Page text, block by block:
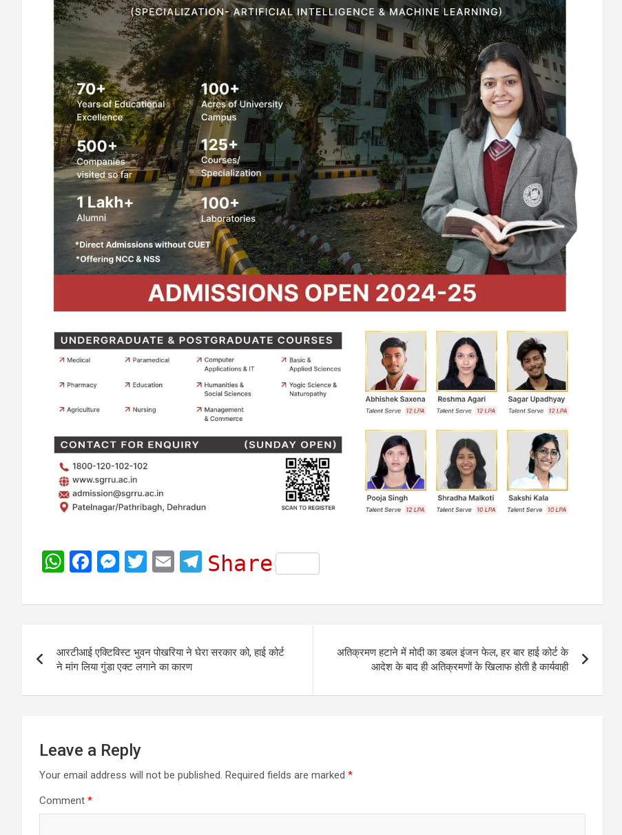
W
a
s
A
p
F
c
b
o
o
M
s
e
n
g
r
T
i
t
e
r
E
a
l
T
l
g
a
Share
navigation
आरटीआई एक्टिविस्ट भुवन पोखरिया ने घेरा सरकार को, हाई कोर्ट
ने मांग लिया गुंडा एक्ट लगाने का कारण
अतिक्रमण हटाने में मोदी का डबल इंजन फेल, हर बार हाई कोर्ट के
आदेश के बाद ही अतिक्रमणों के खिलाफ होती है कार्यवाही
Leave a Reply
Your email address will not be published. Required fields are marked *
Comment *